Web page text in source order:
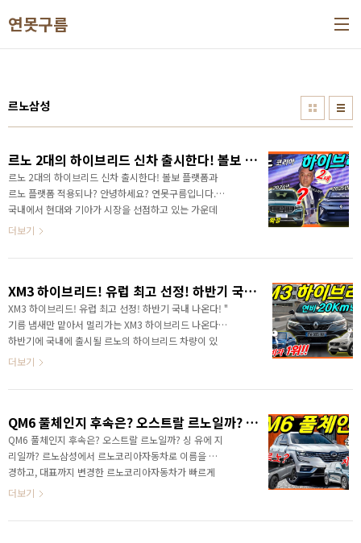
연못구름
르노삼성
르노 2대의 하이브리드 신차 출시한다! 볼보 플랫폼과 르노 플랫폼 적용되나?
르노 2대의 하이브리드 신차 출시한다! 볼보 플랫폼과
르노 플랫폼 적용되나? 안녕하세요? 연못구름입니다.
국내에서 현대와 기아가 시장을 선점하고 있는 가운데
수입차를 제외하면 르노와 쌍용자동차 그리고 GM이 남
꾸고 있으며 최근 토레스 전기차까지 빠르게 포착되면
코리아의 상황은 좀 다른데요! " 르노코리아 어떤 차량
출시할까? " QM6 SM6는 오래되어도 너무 오래된 상품
성으로 버티기를 하고 있지만 누가 봐도 새로운 차량이
필요한 상태이죠! 이런 상황을 만회하기 위해서 최근
형급 이상의 차량을 선호하는 국내 소비자의 지갑을 열
기에는 #XM3하이브..
더보기
XM3 하이브리드! 유럽 최고 선정! 하반기 국내 나온다!
XM3 하이브리드! 유럽 최고 선정! 하반기 국내 나온다! "
기름 냄새만 맡아서 멀리가는 XM3 하이브리드 나온다! "
하반기에 국내에 출시될 르노의 하이브리드 차량이 있
죠? 바로 XM3 하이브리드인데요! 영상으로 가장 먼저 만
평가한 최고의 차량선정에 되었습니다. 유럽 소비자는 실
깐한 소비자인데, 확실하게 입증이 된 것이죠! 어떤 내용
인지... 디자인과 출시 일정, 예상 연비까지 빠르게 알아볼
게요! 르노 부산 공장에서 생산되고 유럽에 아르카나 이
름으로 수출하는 차량이 있죠? 국내에 출시되는 XM3인
고 있는 차량이죠! 2020년도 소형 SUV ..
더보기
QM6 풀체인지 후속은? 오스트랄 르노일까? 싱 유에 지리일까?
QM6 풀체인지 후속은? 오스트랄 르노일까? 싱 유에 지
리일까? 르노삼성에서 르노코리아자동차로 이름을 변
경하고, 대표까지 변경한 르노코리아자동차가 빠르게
움직이고 있습니다. " 속도 빨라진 르노코리아자동차!! "
주주로 등극하게 되었습니다. 지리는 볼보를 인수하고
더보기